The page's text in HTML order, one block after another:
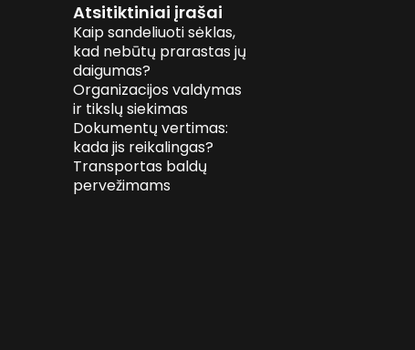
Atsitiktiniai įrašai
Kaip sandeliuoti sėklas,
kad nebūtų prarastas jų
daigumas?
Organizacijos valdymas
ir tikslų siekimas
Dokumentų vertimas:
kada jis reikalingas?
Transportas baldų
pervežimams